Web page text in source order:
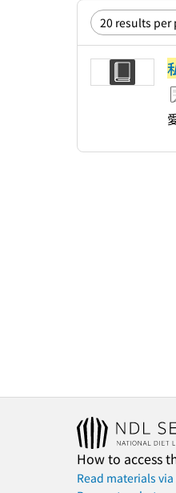
How to access
Read materials